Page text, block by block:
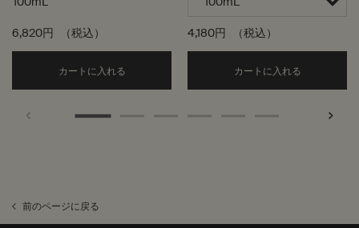
6,820円 （税込）
カートに入れる Add the イマキュレイト フェイシャル トナ
4,180円 （税込）
カートに入れる
前のページに戻る